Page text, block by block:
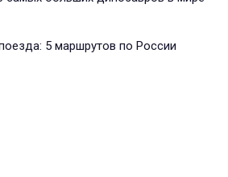
5 маршрутов по России